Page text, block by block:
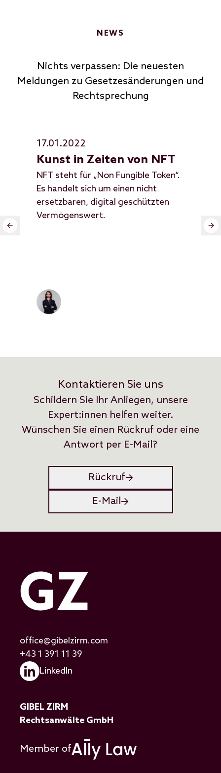
NEWS
Nichts verpassen: Die neuesten
Meldungen zu Gesetzesänderungen und
Rechtsprechung
17.01.2022
Kunst in Zeiten von NFT
NFT steht für „Non Fungible Token“.
Es handelt sich um einen nicht
ersetzbaren, digital geschützten
Vermögenswert.
Kontaktieren Sie uns
Schildern Sie Ihr Anliegen, unsere
Expert:innen helfen weiter.
Wünschen Sie einen Rückruf oder eine
Antwort per E-Mail?
Rückruf
E-Mail
office@gibelzirm.com
+43 1 391 11 39
LinkedIn
Member of
GIBEL ZIRM
Rechtsanwälte GmbH